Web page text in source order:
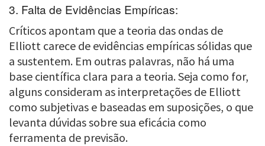
3. Falta de Evidências Empíricas:
Críticos apontam que a teoria das ondas de
Elliott carece de evidências empíricas sólidas que
a sustentem. Em outras palavras, não há uma
base científica clara para a teoria. Seja como for,
alguns consideram as interpretações de Elliott
como subjetivas e baseadas em suposições, o que
levanta dúvidas sobre sua eficácia como
ferramenta de previsão.